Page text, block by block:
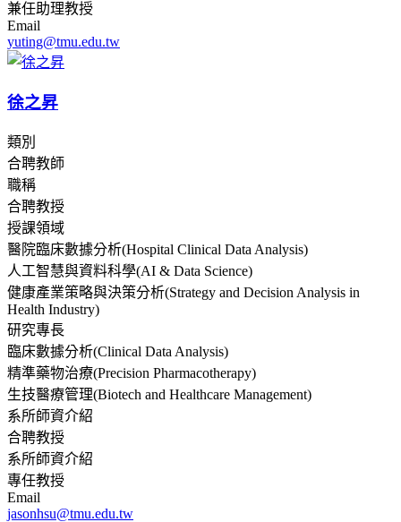
兼任助理教授
Email
yuting@tmu.edu.tw
徐之昇
類別
合聘教師
職稱
合聘教授
授課領域
醫院臨床數據分析(Hospital Clinical Data Analysis)
人工智慧與資料科學(AI & Data Science)
健康產業策略與決策分析(Strategy and Decision Analysis in
Health Industry)
研究專長
臨床數據分析(Clinical Data Analysis)
精準藥物治療(Precision Pharmacotherapy)
生技醫療管理(Biotech and Healthcare Management)
系所師資介紹
合聘教授
系所師資介紹
專任教授
Email
jasonhsu@tmu.edu.tw